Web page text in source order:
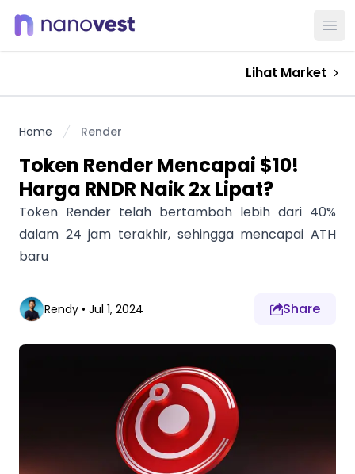
Lihat Market
Home Render
Token Render Mencapai $10!
Harga RNDR Naik 2x Lipat?
Token Render telah bertambah lebih dari 40%
dalam 24 jam terakhir, sehingga mencapai ATH
baru
Rendy • Jul 1, 2024 Share